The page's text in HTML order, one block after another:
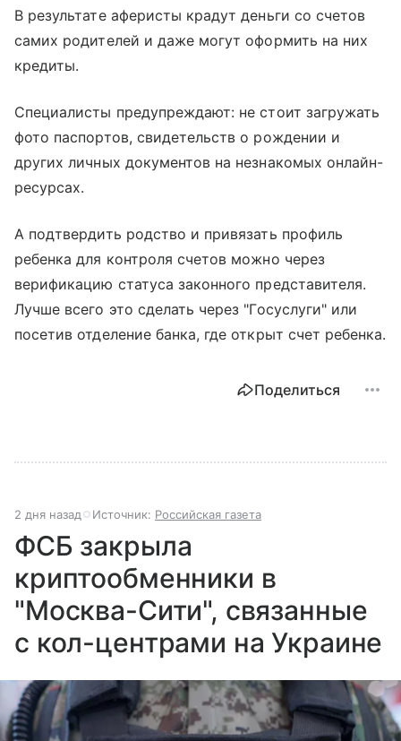
В результате аферисты крадут деньги со счетов
самих родителей и даже могут оформить на них
кредиты.
Специалисты предупреждают: не стоит загружать
фото паспортов, свидетельств о рождении и
других личных документов на незнакомых онлайн-
ресурсах.
А подтвердить родство и привязать профиль
ребенка для контроля счетов можно через
верификацию статуса законного представителя.
Лучше всего это сделать через "Госуслуги" или
посетив отделение банка, где открыт счет ребенка.
Поделиться
2 дня назад Источник: Российская газета
ФСБ закрыла
криптообменники в
"Москва-Сити", связанные
с кол-центрами на Украине